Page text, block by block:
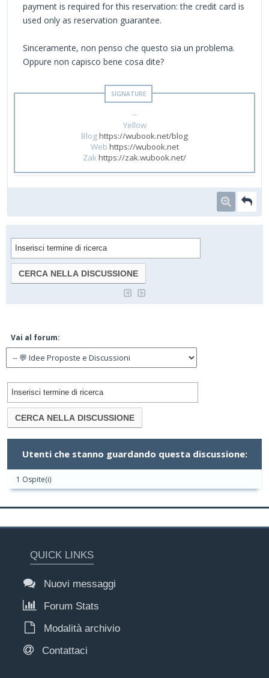
payment is required for this reservation: the credit card is
used only as reservation guarantee.
Sinceramente, non penso che questo sia un problema.
Oppure non capisco bene cosa dite?
--
Yellow
Bloghttps://wubook.net/blog
Web https://wubook.net
Zakhttps://zak.wubook.net/
Vai al forum:
Utenti che stanno guardando questa discussione:
1 Ospite(i)
QUICK LINKS
Nuovi messaggi
Forum Stats
Modalità archivio
Contattaci